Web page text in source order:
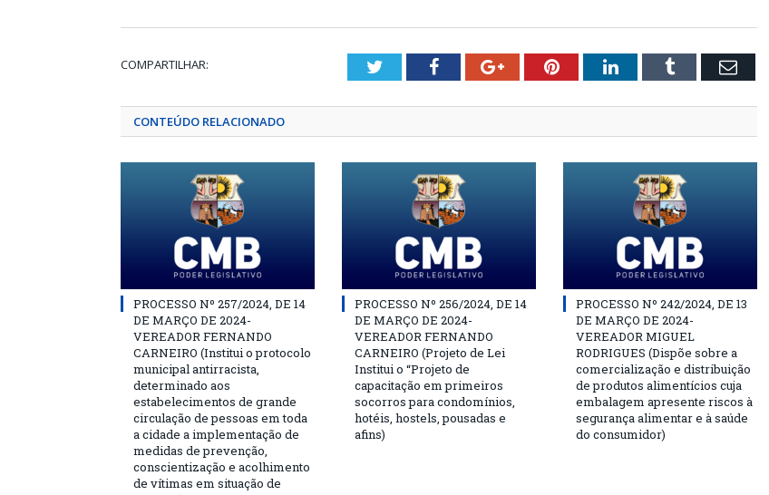
COMPARTILHAR: TwitterFacebookGoogle+PinterestLinkedInTumblr
CONTEÚDO RELACIONADO
PROCESSO Nº 257/2024, DE 14
DE MARÇO DE 2024-
VEREADOR FERNANDO
CARNEIRO (Institui o protocolo
municipal antirracista,
determinado aos
estabelecimentos de grande
circulação de pessoas em toda
a cidade a implementação de
medidas de prevenção,
conscientização e acolhimento
de vítimas em situação de
PROCESSO Nº 256/2024, DE 14
DE MARÇO DE 2024-
VEREADOR FERNANDO
CARNEIRO (Projeto de Lei
Institui o “Projeto de
capacitação em primeiros
socorros para condomínios,
hotéis, hostels, pousadas e
afins)
PROCESSO Nº 242/2024, DE 13
DE MARÇO DE 2024-
VEREADOR MIGUEL
RODRIGUES (Dispõe sobre a
comercialização e distribuição
de produtos alimentícios cuja
embalagem apresente riscos à
segurança alimentar e à saúde
do consumidor)